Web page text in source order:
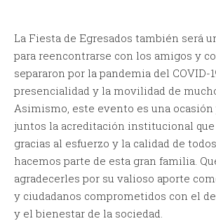
La Fiesta de Egresados también será
para reencontrarse con los amigos y
separaron por la pandemia del COVID-
presencialidad y la movilidad de
Asimismo, este evento es una ocasión
juntos la acreditación institucional
gracias al esfuerzo y la calidad de
hacemos parte de esta gran familia.
agradecerles por su valioso aporte
y ciudadanos comprometidos con el
y el bienestar de la sociedad.